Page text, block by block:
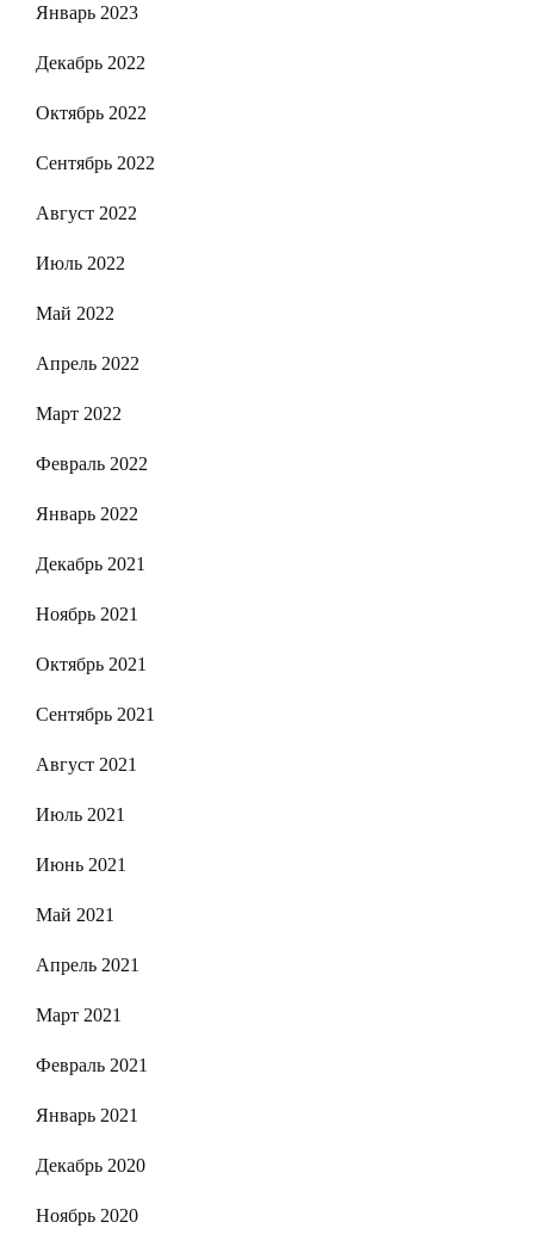
Январь 2023
Декабрь 2022
Октябрь 2022
Сентябрь 2022
Август 2022
Июль 2022
Май 2022
Апрель 2022
Март 2022
Февраль 2022
Январь 2022
Декабрь 2021
Ноябрь 2021
Октябрь 2021
Сентябрь 2021
Август 2021
Июль 2021
Июнь 2021
Май 2021
Апрель 2021
Март 2021
Февраль 2021
Январь 2021
Декабрь 2020
Ноябрь 2020